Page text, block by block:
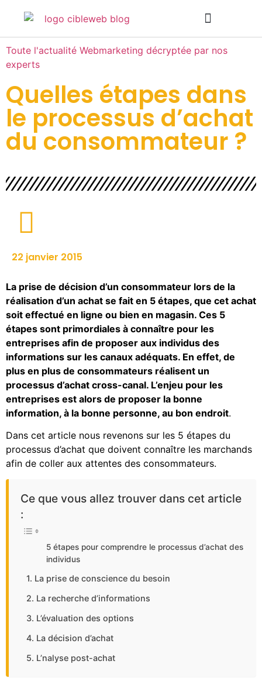
Toute l'actualité Webmarketing décryptée par nos
experts
Quelles étapes dans
le processus d’achat
du consommateur ?
22 janvier 2015
La prise de décision d’un consommateur lors de la
réalisation d’un achat se fait en 5 étapes, que cet achat
soit effectué en ligne ou bien en magasin. Ces 5
étapes sont primordiales à connaître pour les
entreprises afin de proposer aux individus des
informations sur les canaux adéquats. En effet, de
plus en plus de consommateurs réalisent un
processus d’achat cross-canal. L’enjeu pour les
entreprises est alors de proposer la bonne
information, à la bonne personne, au bon endroit.
Dans cet article nous revenons sur les 5 étapes du
processus d’achat que doivent connaître les marchands
afin de coller aux attentes des consommateurs.
Ce que vous allez trouver dans cet article
:
5 étapes pour comprendre le processus d’achat des
individus
1. La prise de conscience du besoin
2. La recherche d’informations
3. L’évaluation des options
4. La décision d’achat
5. L’nalyse post-achat